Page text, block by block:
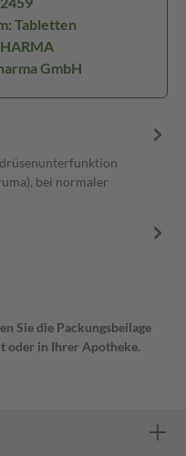
Tabletten
GmbH
bei normaler
Sie die Packungsbeilage
oder in Ihrer Apotheke.